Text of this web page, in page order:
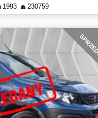
1993 230759